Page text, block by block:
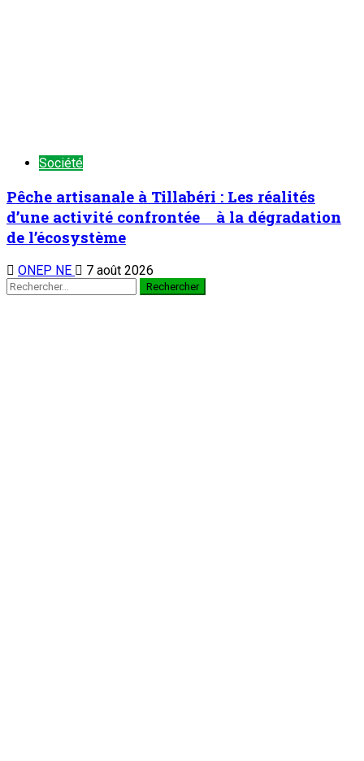
Société
Pêche artisanale à Tillabéri : Les réalités
d’une activité confrontée à la dégradation
de l’écosystème
ONEP NE 7 août 2026